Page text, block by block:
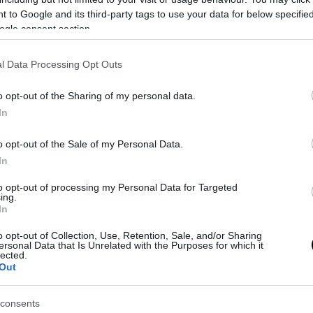
to Google and its third-party tags to use your data for below
consent section.
Data Processing Opt Outs
opt-out of the Sharing of my personal data.
opt-out of the Sale of my Personal Data.
opt-out of processing my Personal Data for Targeted
opt-out of Collection, Use, Retention, Sale, and/or Sharing
Data that Is Unrelated with the Purposes for which it
0
L’Avellino fa suo il derby,
Antonio Tedeschi
formazioni